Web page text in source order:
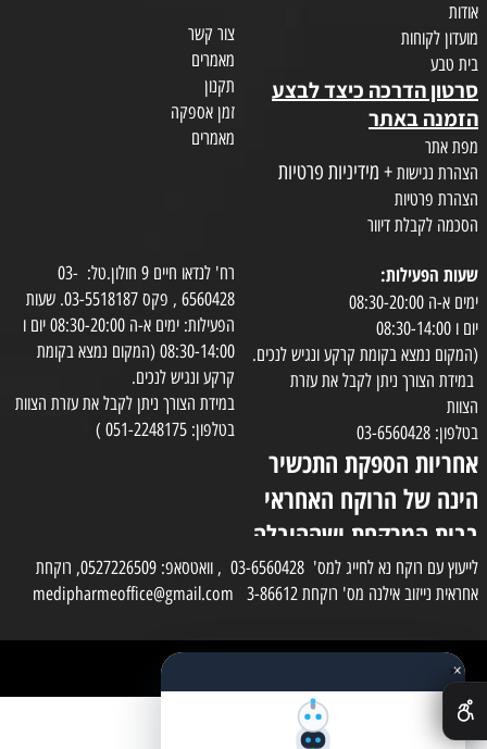
אודות
מועדון לקוחות
בית טבע
סרטון הדרכה כיצד לבצע
הזמנה באתר
מפת אתר
הצהרת נגישות + מידיניות פרטיות
הצהרת פרטיות
הסכמה לקבלת דיוור
צור קשר
מאמרים
תקנון
זמן אספקה
מאמרים
שעות הפעילות:
ימים א-ה 08:30-20:00
יום ו 08:30-14:00
(המקום נמצא בקומת קרקע ונגיש לנכים.
במידת הצורך ניתן לקבל את עזרת
הצוות
בטלפון: 03-6560428
אחריות הספקת התכשיר
הינה של הרוקח האחראי
בבית המרקחת ושההובלה
בפועל תעשה בעזרת
השליח
רח' לנדאו חיים 9 חולון.טל: 03-
6560428 , פקס 03-5518187. שעות
הפעילות: ימים א-ה 08:30-20:00 יום ו
08:30-14:00 (המקום נמצא בקומת
קרקע ונגיש לנכים.
במידת הצורך ניתן לקבל את עזרת הצוות
בטלפון: 051-2248175 )
לייעוץ עם רוקח נא לחייג למס' 03-6560428 , וואטסאפ: 0527226509, רוקחת
אחראית נייזוב אילנה מס' רוקחת 3-86612 medipharmeoffice@gmail.com
✕×